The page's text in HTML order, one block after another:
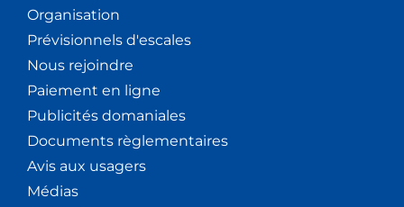
Organisation
Prévisionnels d'escales
Nous rejoindre
Paiement en ligne
Publicités domaniales
Documents règlementaires
Avis aux usagers
Médias